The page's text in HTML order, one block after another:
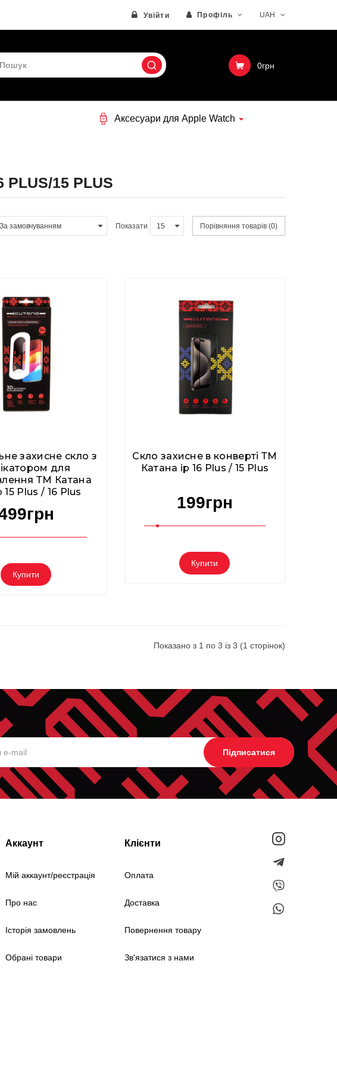
Увійти Профіль
0грн
Аксесуари для Apple Watch
15 PLUS
Показати Порівняння товарів (0)
захисне скло з
для
ТМ Катана
15 Plus / 16 Plus
Купити
Скло захисне в конверті ТМ
Катана ip 16 Plus / 15 Plus
199грн
Купити
Показано з 1 по 3 із 3 (1 сторінок)
Підписатися
Аккаунт
Мій аккаунт/реєстрація
Про нас
Історія замовлень
Обрані товари
Клієнти
Оплата
Доставка
Повернення товару
Зв'язатися з нами